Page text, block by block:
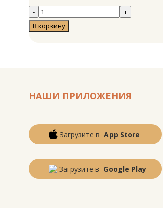
НАШИ ПРИЛОЖЕНИЯ
Загрузите в App Store
Загрузите в Google Play